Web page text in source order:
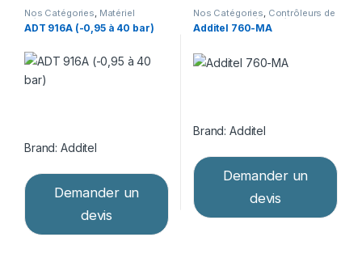
Nos Catégories, Matériel
d’étalonnage ,Pompes
pneumatiques
ADT 916A (-0,95 à 40 bar)
Brand:Additel
Demander un
devis
Nos Catégories, Contrôleurs de
pression, Matériel d’étalonnage
Additel 760-MA
Brand:Additel
Demander un
devis